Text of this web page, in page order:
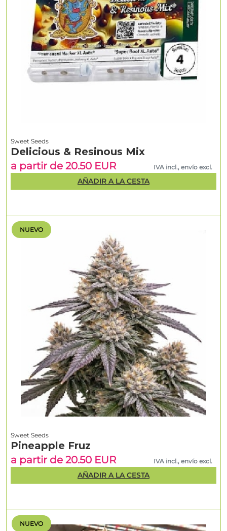
NUEVO
NUEVO
Sweet Seeds
Pineapple Fruz
a partir de 20.50 EUR
IVA incl., envío excl.
AÑADIR A LA CESTA
Sweet Seeds
Delicious & Resinous Mix
a partir de 20.50 EUR
IVA incl., envío excl.
AÑADIR A LA CESTA